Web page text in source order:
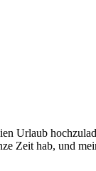
Urlaub
Zeit hab, und